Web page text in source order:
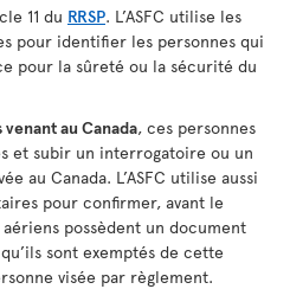
11 du RRSP. L’ASFC utilise les
pour identifier les personnes qui
pour la sûreté ou la sécurité du
venant au Canada, ces personnes
et subir un interrogatoire ou un
au Canada. L’ASFC utilise aussi
pour confirmer, avant le
possèdent un document
sont exemptés de cette
visée par règlement.